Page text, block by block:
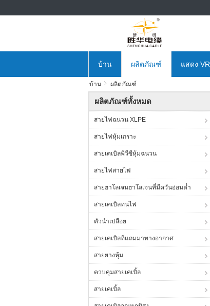
บ้าน ผลิตภัณฑ์ แสดง VR
บ้าน ผลิตภัณฑ์
ผลิตภัณฑ์ทั้งหมด
สายไฟฉนวน XLPE
สายไฟหุ้มเกราะ
สายเคเบิลพีวีซีหุ้มฉนวน
สายไฟสายไฟ
สายฮาโลเจนฮาโลเจนที่มีควันอ่อนต่ำ
สายเคเบิลทนไฟ
ตัวนำเปลือย
สายเคเบิลที่แถมมาทางอากาศ
สายยางหุ้ม
ควบคุมสายเคเบิ้ล
สายเคเบิ้ล